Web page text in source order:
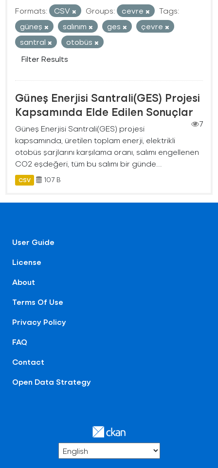
Formats: CSV Groups: cevre
Tags:
güneş
salınım ges
çevre
santral
otobüs
Filter Results
Güneş Enerjisi Santrali(GES) Projesi
Kapsamında Elde Edilen Sonuçlar
7
Güneş Enerjisi Santrali(GES) projesi
kapsamında, üretilen toplam enerji, elektrikli
otobüs şarjlarını karşılama oranı, salımı engellenen
CO2 eşdeğeri, tüm bu salımı bir günde...
CSV 107 B
User Guide
License
About
Terms Of Use
Privacy Policy
FAQ
Contact
Open Data Strategy